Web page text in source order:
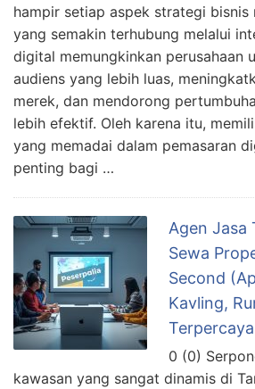
hampir setiap aspek strategi bisnis
yang semakin terhubung melalui
digital memungkinkan perusahaan
audiens yang lebih luas,
merek, dan mendorong
lebih efektif. Oleh karena itu,
yang memadai dalam pemasaran
penting bagi …
Agen Jasa
Sewa
Second
Kavling,
0 (0)
kawasan yang sangat dinamis di